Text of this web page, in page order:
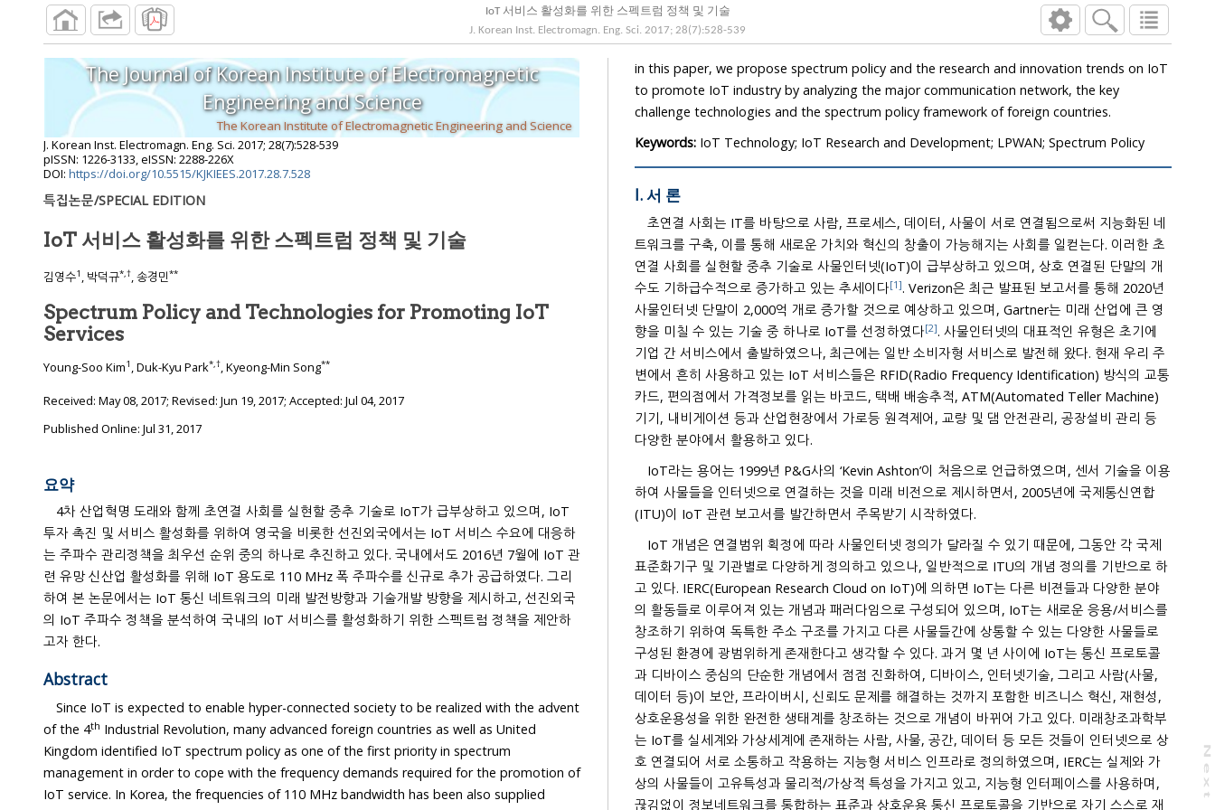
IoT 서비스 활성화를 위한 스펙트럼 정책 및 기술
J. Korean Inst. Electromagn. Eng. Sci. 2017; 28(7):528-539
N
e
x
t
a
g
The Journal of Korean Institute of Electromagnetic
Engineering and Science
The Korean Institute of Electromagnetic Engineering and Science
J. Korean Inst. Electromagn. Eng. Sci. 2017; 28(7):528-539
pISSN: 1226-3133, eISSN: 2288-226X
DOI: https://doi.org/10.5515/KJKIEES.2017.28.7.528
특집논문/SPECIAL EDITION
IoT 서비스 활성화를 위한 스펙트럼 정책 및 기술
김영수1 , 박덕규*,†, 송경민**
Spectrum Policy and Technologies for Promoting IoT
Services
Young-Soo Kim1 , Duk-Kyu Park*,†, Kyeong-Min Song**
Received: May 08, 2017; Revised: Jun 19, 2017; Accepted: Jul 04, 2017
Published Online: Jul 31, 2017
요약
4차 산업혁명 도래와 함께 초연결 사회를 실현할 중추 기술로 IoT가 급부상하고 있으며, IoT
투자 촉진 및 서비스 활성화를 위하여 영국을 비롯한 선진외국에서는 IoT 서비스 수요에 대응하
는 주파수 관리정책을 최우선 순위 중의 하나로 추진하고 있다. 국내에서도 2016년 7월에 IoT 관
련 유망 신산업 활성화를 위해 IoT 용도로 110 MHz 폭 주파수를 신규로 추가 공급하였다. 그리
하여 본 논문에서는 IoT 통신 네트워크의 미래 발전방향과 기술개발 방향을 제시하고, 선진외국
의 IoT 주파수 정책을 분석하여 국내의 IoT 서비스를 활성화하기 위한 스펙트럼 정책을 제안하
고자 한다.
Abstract
Since IoT is expected to enable hyper-connected society to be realized with the advent
of the 4th Industrial Revolution, many advanced foreign countries as well as United
Kingdom identified IoT spectrum policy as one of the first priority in spectrum
management in order to cope with the frequency demands required for the promotion of
IoT service. In Korea, the frequencies of 110 MHz bandwidth has been also supplied
in this paper, we propose spectrum policy and the research and innovation trends on IoT
to promote IoT industry by analyzing the major communication network, the key
challenge technologies and the spectrum policy framework of foreign countries.
Keywords: IoT Technology; IoT Research and Development; LPWAN; Spectrum Policy
I. 서 론
초연결 사회는 IT를 바탕으로 사람, 프로세스, 데이터, 사물이 서로 연결됨으로써 지능화된 네
트워크를 구축, 이를 통해 새로운 가치와 혁신의 창출이 가능해지는 사회를 일컫는다. 이러한 초
연결 사회를 실현할 중추 기술로 사물인터넷(IoT)이 급부상하고 있으며, 상호 연결된 단말의 개
수도 기하급수적으로 증가하고 있는 추세이다[1]. Verizon은 최근 발표된 보고서를 통해 2020년
사물인터넷 단말이 2,000억 개로 증가할 것으로 예상하고 있으며, Gartner는 미래 산업에 큰 영
향을 미칠 수 있는 기술 중 하나로 IoT를 선정하였다[2]. 사물인터넷의 대표적인 유형은 초기에
기업 간 서비스에서 출발하였으나, 최근에는 일반 소비자형 서비스로 발전해 왔다. 현재 우리 주
변에서 흔히 사용하고 있는 IoT 서비스들은 RFID(Radio Frequency Identification) 방식의 교통
카드, 편의점에서 가격정보를 읽는 바코드, 택배 배송추적, ATM(Automated Teller Machine)
기기, 내비게이션 등과 산업현장에서 가로등 원격제어, 교량 및 댐 안전관리, 공장설비 관리 등
다양한 분야에서 활용하고 있다.
IoT라는 용어는 1999년 P&G사의 ‘Kevin Ashton’이 처음으로 언급하였으며, 센서 기술을 이용
하여 사물들을 인터넷으로 연결하는 것을 미래 비전으로 제시하면서, 2005년에 국제통신연합
(ITU)이 IoT 관련 보고서를 발간하면서 주목받기 시작하였다.
IoT 개념은 연결범위 획정에 따라 사물인터넷 정의가 달라질 수 있기 때문에, 그동안 각 국제
표준화기구 및 기관별로 다양하게 정의하고 있으나, 일반적으로 ITU의 개념 정의를 기반으로 하
고 있다. IERC(European Research Cloud on IoT)에 의하면 IoT는 다른 비젼들과 다양한 분야
의 활동들로 이루어져 있는 개념과 패러다임으로 구성되어 있으며, IoT는 새로운 응용/서비스를
창조하기 위하여 독특한 주소 구조를 가지고 다른 사물들간에 상통할 수 있는 다양한 사물들로
구성된 환경에 광범위하게 존재한다고 생각할 수 있다. 과거 몇 년 사이에 IoT는 통신 프로토콜
과 디바이스 중심의 단순한 개념에서 점점 진화하여, 디바이스, 인터넷기술, 그리고 사람(사물,
데이터 등)이 보안, 프라이버시, 신뢰도 문제를 해결하는 것까지 포함한 비즈니스 혁신, 재현성,
상호운용성을 위한 완전한 생태계를 창조하는 것으로 개념이 바뀌어 가고 있다. 미래창조과학부
는 IoT를 실세계와 가상세계에 존재하는 사람, 사물, 공간, 데이터 등 모든 것들이 인터넷으로 상
호 연결되어 서로 소통하고 작용하는 지능형 서비스 인프라로 정의하였으며, IERC는 실제와 가
상의 사물들이 고유특성과 물리적/가상적 특성을 가지고 있고, 지능형 인터페이스를 사용하며,
끊김없이 정보네트워크를 통합하는 표준과 상호운용 통신 프로토콜을 기반으로 자기 스스로 재